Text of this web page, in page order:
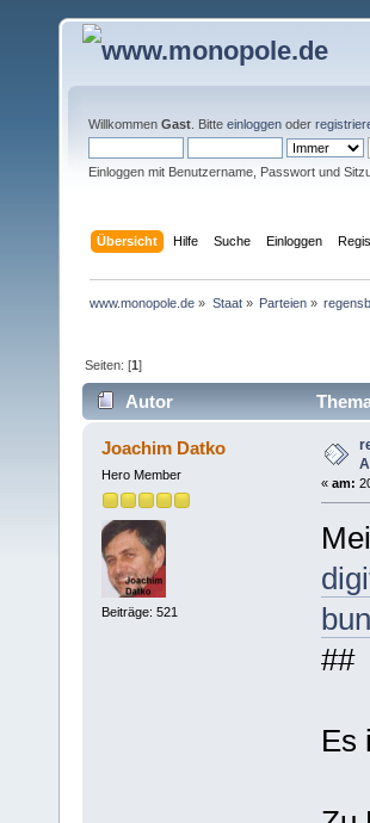
Willkommen Gast . Bitte einloggen oder
Einloggen mit Benutzername, Passwort und
Übersicht Hilfe Suche Einloggen
www.monopole.de » Staat» Parteien»
Seiten: [1]
Autor
mal)
Joachim Datko
Hero Member
Beiträge: 521
« am:
##
Es